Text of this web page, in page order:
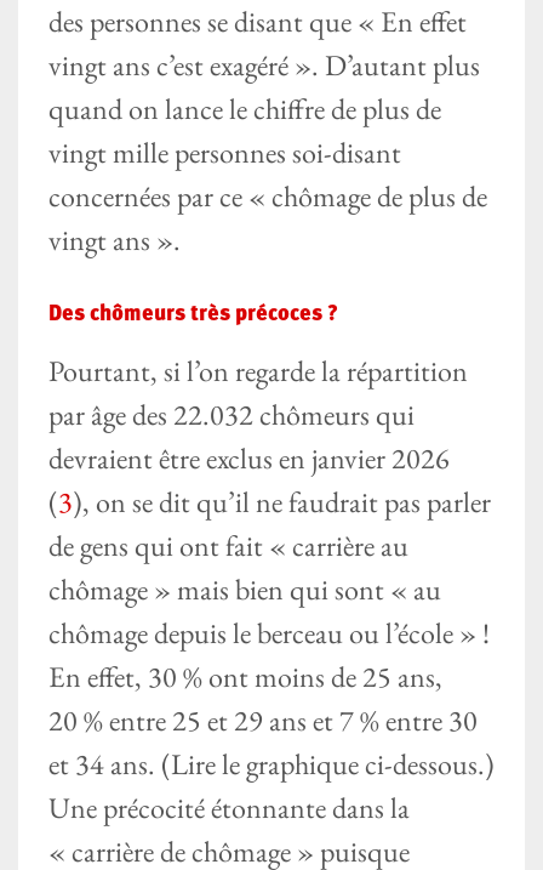
des personnes se disant que « En effet
vingt ans c’est exagéré ». D’autant plus
quand on lance le chiffre de plus de
vingt mille personnes soi-disant
concernées par ce « chômage de plus de
vingt ans ».
Des chômeurs très précoces ?
Pourtant, si l’on regarde la répartition
par âge des 22.032 chômeurs qui
devraient être exclus en janvier 2026
(3), on se dit qu’il ne faudrait pas parler
de gens qui ont fait « carrière au
chômage » mais bien qui sont « au
chômage depuis le berceau ou l’école » !
En effet, 30 % ont moins de 25 ans,
20 % entre 25 et 29 ans et 7 % entre 30
et 34 ans. (Lire le graphique ci-dessous.)
Une précocité étonnante dans la
« carrière de chômage » puisque